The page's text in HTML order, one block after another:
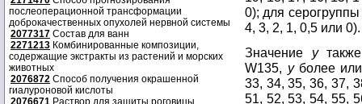
послеоперационной трансформации
доброкачественных опухолей нервной системы
2077317 Состав для ванн
2271213 Комбинированные композиции,
содержащие экстракты из растений и морских
животных
2076872 Способ получения окрашенной
гиалуроновой кислоты
2076671 Раствор для защиты роговицы
0); для
4, 3, 2, 1, 0,5 или 0).
Значение
y
W135, yболее
33, 34, 35, 36, 37,
51, 52, 53, 54, 55,